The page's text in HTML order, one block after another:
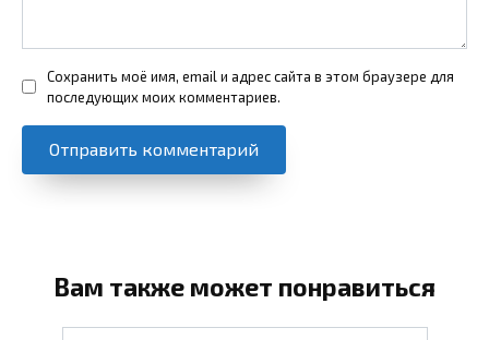
Сохранить моё имя, email и адрес сайта в этом браузере для
последующих моих комментариев.
Вам также может понравиться